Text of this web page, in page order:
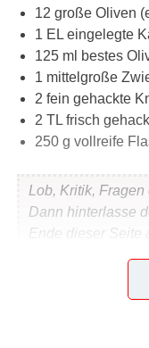
12 große Oliven
1 EL eingelegte
125 ml bestes
1 mittelgroße
2 fein gehackte
2 TL frisch
250 g vollreife
Lob, Kritik,
Dann hinterlasse
Ende dieser Seite
Und so
Tomaten